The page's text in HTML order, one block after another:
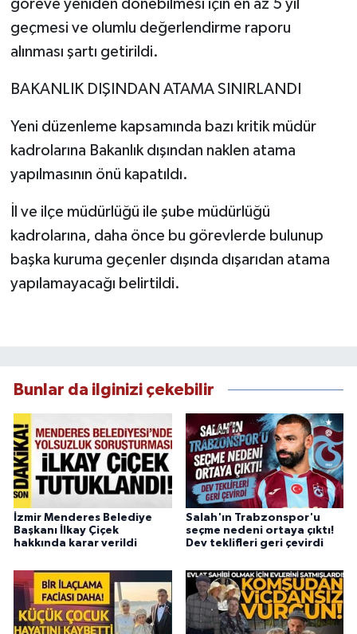
göreve yeniden dönebilmesi için en az 5 yıl
geçmesi ve olumlu değerlendirme raporu
alınması şartı getirildi.
BAKANLIK DIŞINDAN ATAMA SINIRLANDI
Yeni düzenleme kapsamında bazı kritik müdür
kadrolarına Bakanlık dışından naklen atama
yapılmasının önü kapatıldı.
İl ve ilçe müdürlüğü ile şube müdürlüğü
kadrolarına, daha önce bu görevlerde bulunup
başka kuruma geçenler dışında dışarıdan atama
yapılamayacağı belirtildi.
Bunlar da ilginizi çekebilir
İzmir Menderes Belediye
Başkanı İlkay Çiçek
hakkında karar verildi
Salah'ın Trabzonspor'u
seçme nedeni ortaya çıktı!
Dev teklifleri geri çevirdi